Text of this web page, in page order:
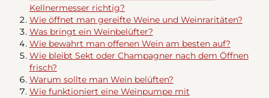
Kellnermesser richtig?
Wie öffnet man gereifte Weine und Weinraritäten?
Was bringt ein Weinbelüfter?
Wie bewahrt man offenen Wein am besten auf?
Wie bleibt Sekt oder Champagner nach dem Öffnen
frisch?
Warum sollte man Wein belüften?
Wie funktioniert eine Weinpumpe mit